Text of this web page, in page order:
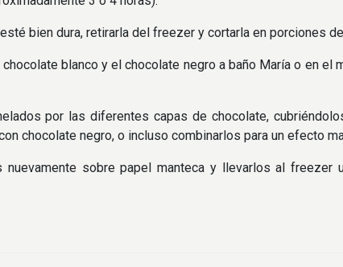
bien dura, retirarla del freezer y cortarla en porciones
blanco y el chocolate negro a baño María o en el
por las diferentes capas de chocolate,
chocolate negro, o incluso combinarlos para un efecto
sobre papel manteca y llevarlos al freezer